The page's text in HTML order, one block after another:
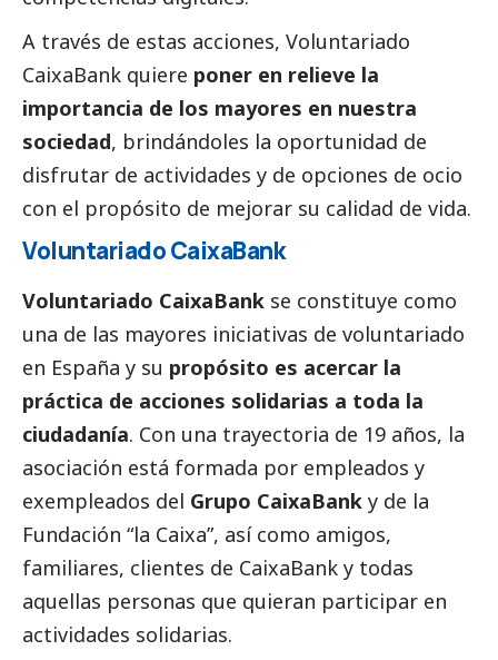
A través de estas acciones, Voluntariado
CaixaBank quiere poner en relieve la
importancia de los mayores en nuestra
sociedad, brindándoles la oportunidad de
disfrutar de actividades y de opciones de ocio
con el propósito de mejorar su calidad de vida.
VoluntariadoCaixaBank
Voluntariado CaixaBank se constituye como
una de las mayores iniciativas de voluntariado
en España y su propósito es acercar la
práctica de acciones solidarias a toda la
ciudadanía. Con una trayectoria de 19 años, la
asociación está formada por empleados y
exempleados del Grupo CaixaBank y de la
Fundación “la Caixa”, así como amigos,
familiares, clientes de CaixaBank y todas
aquellas personas que quieran participar en
actividades solidarias.